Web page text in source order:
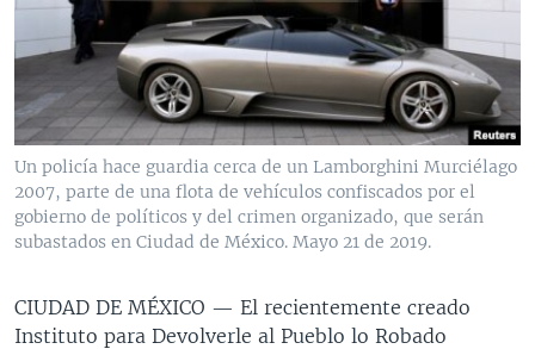
VENEZUELA
BRASIL
NICARAGUA
ECONOMÍA
ENTRETENIMIENTO Y CULTURA
TECNOLOGÍA
DEPORTES
CIENCIA Y SALUD
MULTIMEDIA
VIDEOS
FOTOGRAFÍA
AUDIOS
PROGRAMAS TV
EL MUNDO AL DÍA
FORO INTERAMERICANO
VISIÓN 360
LAS CLAVES
RADIO
AVANCE INFORMATIVO
AUDIONOTICIAS
BUENOS DÍAS AMÉRICA
EL MUNDO AL DÍA [RADIO]
DIRECT
DOCUMENTALES DE LA VOA
SÍGANOS
Un policía hace guardia cerca de un Lamborghini Murciélago
2007, parte de una flota de vehículos confiscados por el
gobierno de políticos y del crimen organizado, que serán
subastados en Ciudad de México. Mayo 21 de 2019.
CIUDAD DE MÉXICO — El recientemente creado
Instituto para Devolverle al Pueblo lo Robado